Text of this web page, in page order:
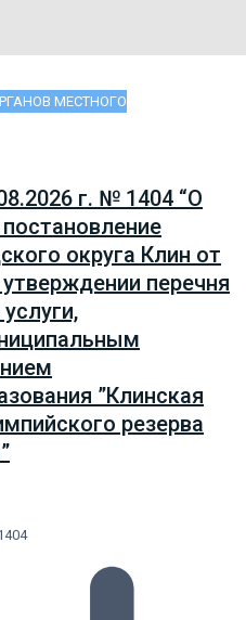
МЕСТНОГО
г. № 1404 “О
округа Клин от
перечня
”Клинская
резерва